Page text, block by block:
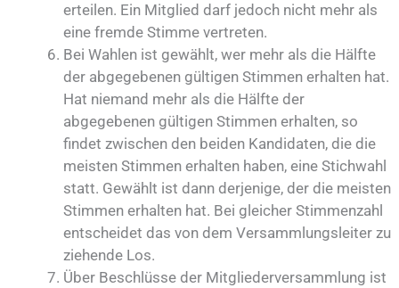
erteilen. Ein Mitglied darf jedoch nicht mehr als
eine fremde Stimme vertreten.
Bei Wahlen ist gewählt, wer mehr als die Hälfte
der abgegebenen gültigen Stimmen erhalten hat.
Hat niemand mehr als die Hälfte der
abgegebenen gültigen Stimmen erhalten, so
findet zwischen den beiden Kandidaten, die die
meisten Stimmen erhalten haben, eine Stichwahl
statt. Gewählt ist dann derjenige, der die meisten
Stimmen erhalten hat. Bei gleicher Stimmenzahl
entscheidet das von dem Versammlungsleiter zu
ziehende Los.
Über Beschlüsse der Mitgliederversammlung ist